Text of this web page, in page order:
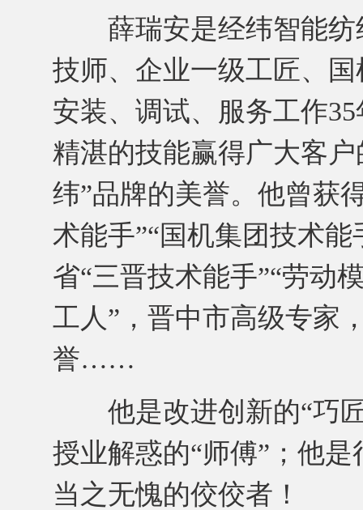
薛瑞安是经纬智能纺
技师、企业一级工匠、
安装、调试、服务工作
精湛的技能赢得广大客
纬”品牌的美誉。他曾获
术能手”“国机集团技术
省“三晋技术能手”“劳动
工人”，晋中市高级专家
誉……
他是改进创新的“巧匠
授业解惑的“师傅”；他
当之无愧的佼佼者！